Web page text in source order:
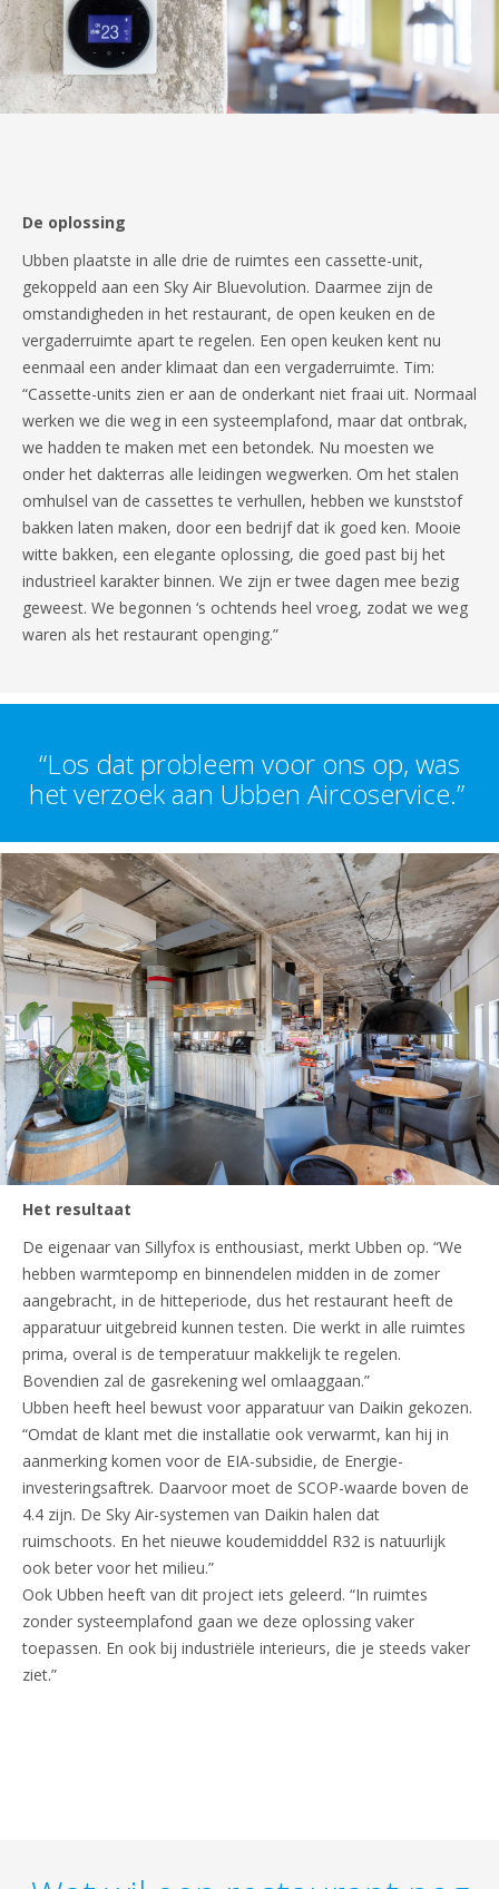
De oplossing
Ubben plaatste in alle drie de ruimtes een cassette-unit,
gekoppeld aan een Sky Air Bluevolution. Daarmee zijn de
omstandigheden in het restaurant, de open keuken en de
vergaderruimte apart te regelen. Een open keuken kent nu
eenmaal een ander klimaat dan een vergaderruimte. Tim:
“Cassette-units zien er aan de onderkant niet fraai uit. Normaal
werken we die weg in een systeemplafond, maar dat ontbrak,
we hadden te maken met een betondek. Nu moesten we
onder het dakterras alle leidingen wegwerken. Om het stalen
omhulsel van de cassettes te verhullen, hebben we kunststof
bakken laten maken, door een bedrijf dat ik goed ken. Mooie
witte bakken, een elegante oplossing, die goed past bij het
industrieel karakter binnen. We zijn er twee dagen mee bezig
geweest. We begonnen ‘s ochtends heel vroeg, zodat we weg
waren als het restaurant openging.”
“Los dat probleem voor ons op, was
het verzoek aan Ubben Aircoservice.”
Het resultaat
De eigenaar van Sillyfox is enthousiast, merkt Ubben op. “We
hebben warmtepomp en binnendelen midden in de zomer
aangebracht, in de hitteperiode, dus het restaurant heeft de
apparatuur uitgebreid kunnen testen. Die werkt in alle ruimtes
prima, overal is de temperatuur makkelijk te regelen.
Bovendien zal de gasrekening wel omlaaggaan.”
Ubben heeft heel bewust voor apparatuur van Daikin gekozen.
“Omdat de klant met die installatie ook verwarmt, kan hij in
aanmerking komen voor de EIA-subsidie, de Energie-
investeringsaftrek. Daarvoor moet de SCOP-waarde boven de
4.4 zijn. De Sky Air-systemen van Daikin halen dat
ruimschoots. En het nieuwe koudemidddel R32 is natuurlijk
ook beter voor het milieu.”
Ook Ubben heeft van dit project iets geleerd. “In ruimtes
zonder systeemplafond gaan we deze oplossing vaker
toepassen. En ook bij industriële interieurs, die je steeds vaker
ziet.”